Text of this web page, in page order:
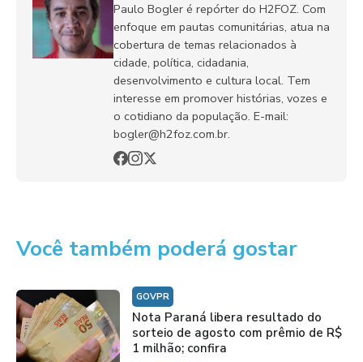
Paulo Bogler é repórter do H2FOZ. Com
enfoque em pautas comunitárias, atua na
cobertura de temas relacionados à
cidade, política, cidadania,
desenvolvimento e cultura local. Tem
interesse em promover histórias, vozes e
o cotidiano da população. E-mail:
bogler@h2foz.com.br.
Você também poderá gostar
GOVPR
Nota Paraná libera resultado do
sorteio de agosto com prêmio de R$
1 milhão; confira